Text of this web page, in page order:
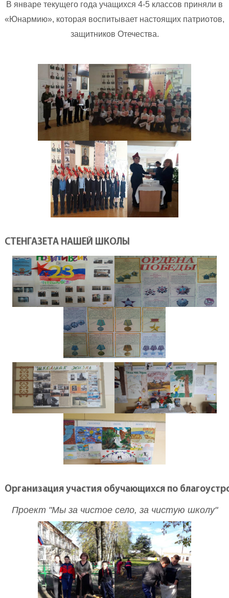
В январе текущего года учащихся 4-5 классов приняли в
«Юнармию», которая воспитывает настоящих патриотов,
защитников Отечества.
СТЕНГАЗЕТА НАШЕЙ ШКОЛЫ
Организация участия обучающихся по
Проект "Мы за чистое село, за чистую школу"